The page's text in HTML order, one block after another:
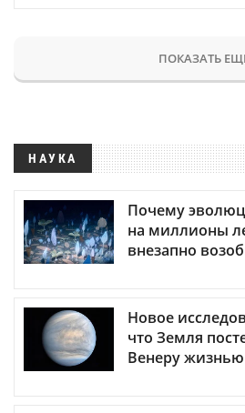
ПОКАЗАТЬ
НАУКА
Почему
на миллионы
внезапно
Новое
что Земля
Венеру жизнью